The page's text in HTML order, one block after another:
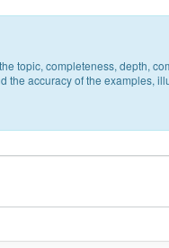
topic, completeness, depth,
the accuracy of the examples,